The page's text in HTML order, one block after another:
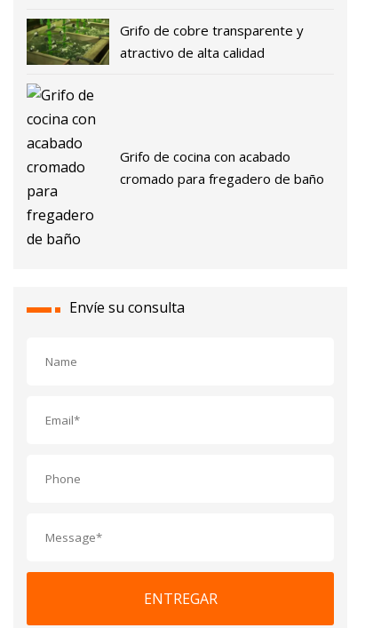
Grifo de cobre transparente y
atractivo de alta calidad
Grifo de cocina con acabado
cromado para fregadero de baño
Envíe su consulta
ENTREGAR